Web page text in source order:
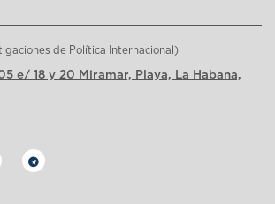
de Política Internacional)
e/ 18 y 20 Miramar, Playa, La Habana,